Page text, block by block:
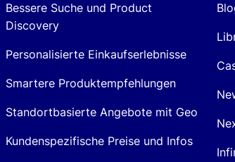
Bessere Suche und Product
Discovery
Personalisierte Einkaufserlebnisse
Smartere Produktempfehlungen
Standortbasierte Angebote mit Geo
Kundenspezifische Preise und Infos